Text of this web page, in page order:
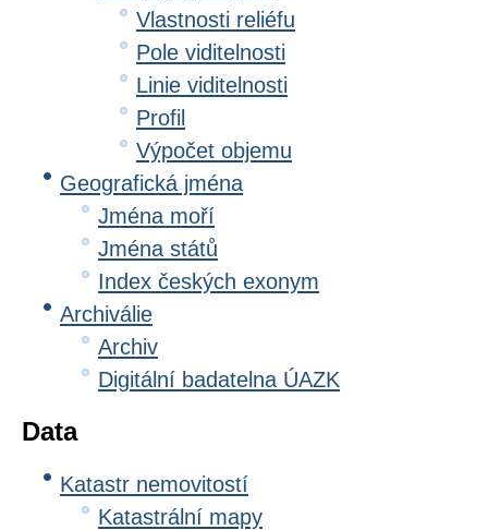
Vlastnosti reliéfu
Pole viditelnosti
Linie viditelnosti
Profil
Výpočet objemu
Geografická jména
Jména moří
Jména států
Index českých exonym
Archiválie
Archiv
Digitální badatelna ÚAZK
Data
Katastr nemovitostí
Katastrální mapy